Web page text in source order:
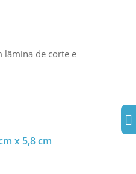
lâmina de corte e
x 5,8 cm